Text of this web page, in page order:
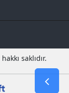
saklıdır.